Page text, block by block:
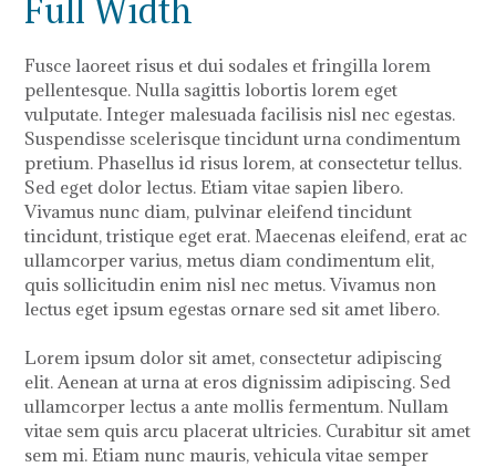
Full Width
Fusce laoreet risus et dui sodales et fringilla lorem
pellentesque. Nulla sagittis lobortis lorem eget
vulputate. Integer malesuada facilisis nisl nec egestas.
Suspendisse scelerisque tincidunt urna condimentum
pretium. Phasellus id risus lorem, at consectetur tellus.
Sed eget dolor lectus. Etiam vitae sapien libero.
Vivamus nunc diam, pulvinar eleifend tincidunt
tincidunt, tristique eget erat. Maecenas eleifend, erat ac
ullamcorper varius, metus diam condimentum elit,
quis sollicitudin enim nisl nec metus. Vivamus non
lectus eget ipsum egestas ornare sed sit amet libero.
Lorem ipsum dolor sit amet, consectetur adipiscing
elit. Aenean at urna at eros dignissim adipiscing. Sed
ullamcorper lectus a ante mollis fermentum. Nullam
vitae sem quis arcu placerat ultricies. Curabitur sit amet
sem mi. Etiam nunc mauris, vehicula vitae semper